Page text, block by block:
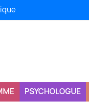
PSYCHOLOGUE